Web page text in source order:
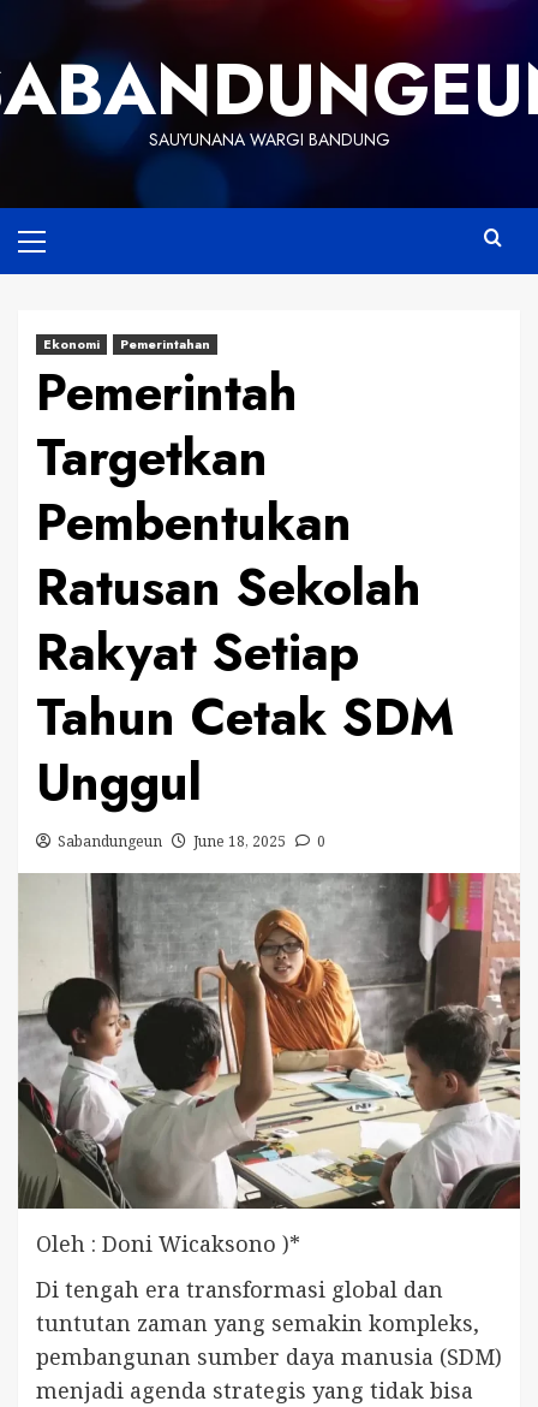
content
SAUYUNANA WARGI BANDUNG
Menu
Ekonomi Pemerintahan
Pemerintah
Targetkan
Pembentukan
Ratusan Sekolah
Rakyat Setiap
Tahun Cetak SDM
Unggul
Sabandungeun June 18, 2025 0
Oleh : Doni Wicaksono )*
Di tengah era transformasi global dan
tuntutan zaman yang semakin kompleks,
pembangunan sumber daya manusia (SDM)
menjadi agenda strategis yang tidak bisa